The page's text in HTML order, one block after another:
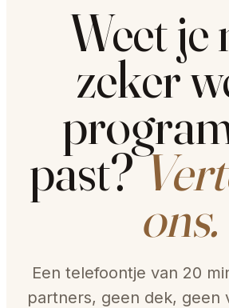
Weet je
zeker
past?
ons.
Een telefoontje van 20
partners, geen dek, geen